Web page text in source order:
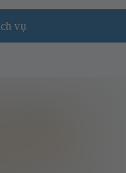
vụ